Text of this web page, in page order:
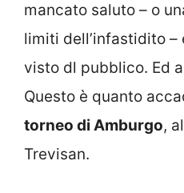
mancato saluto – o
limiti dell’infastidito –
visto dl pubblico. Ed
Questo è quanto
torneo di Amburgo,
Trevisan.